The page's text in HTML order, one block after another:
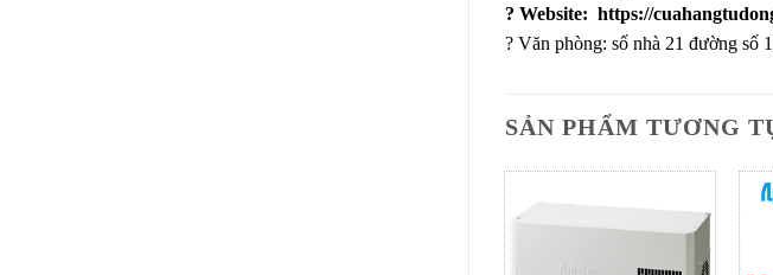
? Website: https://
? Văn phòng: số nhà 21 đường số
SẢN PHẨM TƯƠNG